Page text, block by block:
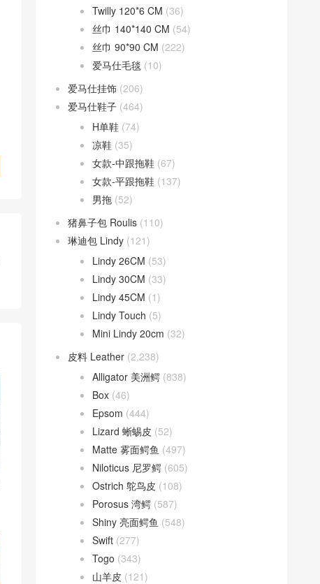
Twilly 120*6 CM (36)
丝巾 140*140 CM (54)
丝巾 90*90 CM (222)
爱马仕毛毯 (10)
爱马仕挂饰 (206)
爱马仕鞋子 (464)
H单鞋 (74)
凉鞋 (35)
女款-中跟拖鞋 (67)
女款-平跟拖鞋 (137)
男拖 (52)
猪鼻子包 Roulis (110)
琳迪包 Lindy (121)
Lindy 26CM (53)
Lindy 30CM (33)
Lindy 45CM (1)
Lindy Touch (5)
Mini Lindy 20cm (32)
皮料 Leather (2,238)
Alligator 美洲鳄 (838)
Box (46)
Epsom (444)
Lizard 蜥蜴皮 (52)
Matte 雾面鳄鱼 (497)
Niloticus 尼罗鳄 (605)
Ostrich 鸵鸟皮 (108)
Porosus 湾鳄 (587)
Shiny 亮面鳄鱼 (548)
Swift (277)
Togo (343)
山羊皮 (121)